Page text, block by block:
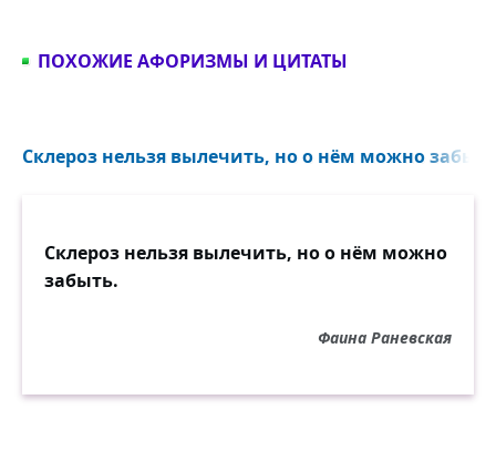
ПОХОЖИЕ АФОРИЗМЫ И ЦИТАТЫ
Склероз нельзя вылечить, но о нём можно
Склероз нельзя вылечить, но о нём можно
забыть.
Фаина Раневская